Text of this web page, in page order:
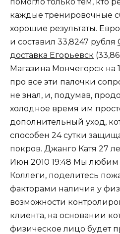
каждые тренировочные
хорошие результаты.
и составил 33,8247 рубля
доставка Егорьевск
Магазина Мончегорск на
про все эти палочки
не знал, и, подумав,
холодное время им
дополнительный уход,
способен 24 сутки
покров. Джанго Катя 27
Июн 2010 19:48 Мы любим
Коллеги, поделитесь
факторами наличия у
возможности
клиента, на основании
физическое лицо будет